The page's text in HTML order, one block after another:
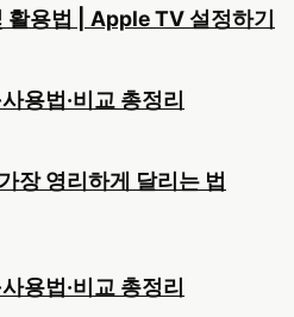
용법 | Apple TV 설정하기
용법·비교 총정리
장 영리하게 달리는 법
용법·비교 총정리